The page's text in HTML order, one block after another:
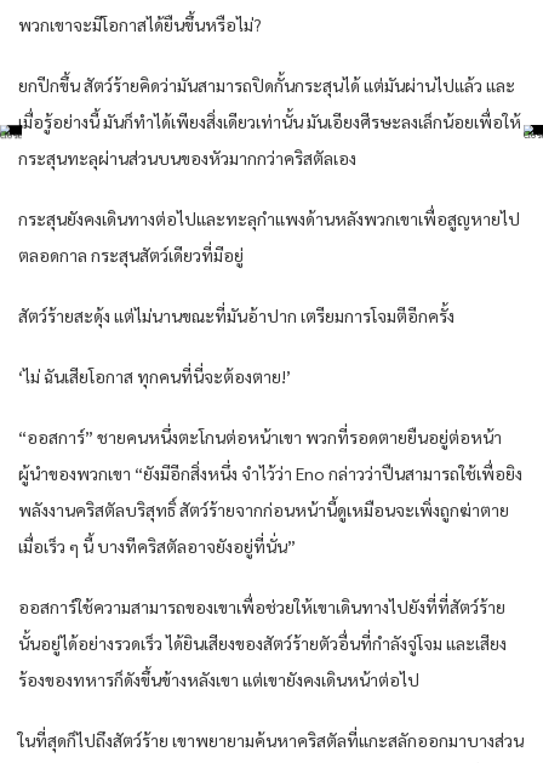
พวกเขาจะมีโอกาสได้ยืนขึ้นหรือไม่?
ยกปีกขึ้น สัตว์ร้ายคิดว่ามันสามารถปิดกั้นกระสุนได้ แต่มันผ่านไปแล้ว และ
เมื่อรู้อย่างนี้ มันก็ทำได้เพียงสิ่งเดียวเท่านั้น มันเอียงศีรษะลงเล็กน้อยเพื่อให้
กระสุนทะลุผ่านส่วนบนของหัวมากกว่าคริสตัลเอง
กระสุนยังคงเดินทางต่อไปและทะลุกำแพงด้านหลังพวกเขาเพื่อสูญหายไป
ตลอดกาล กระสุนสัตว์เดียวที่มีอยู่
สัตว์ร้ายสะดุ้ง แต่ไม่นานขณะที่มันอ้าปาก เตรียมการโจมตีอีกครั้ง
‘ไม่ ฉันเสียโอกาส ทุกคนที่นี่จะต้องตาย!’
“ออสการ์” ชายคนหนึ่งตะโกนต่อหน้าเขา พวกที่รอดตายยืนอยู่ต่อหน้า
ผู้นำของพวกเขา “ยังมีอีกสิ่งหนึ่ง จำไว้ว่า Eno กล่าวว่าปืนสามารถใช้เพื่อยิง
พลังงานคริสตัลบริสุทธิ์ สัตว์ร้ายจากก่อนหน้านี้ดูเหมือนจะเพิ่งถูกฆ่าตาย
เมื่อเร็ว ๆ นี้ บางทีคริสตัลอาจยังอยู่ที่นั่น”
ออสการ์ใช้ความสามารถของเขาเพื่อช่วยให้เขาเดินทางไปยังที่ที่สัตว์ร้าย
นั้นอยู่ได้อย่างรวดเร็ว ได้ยินเสียงของสัตว์ร้ายตัวอื่นที่กำลังจู่โจม และเสียง
ร้องของทหารก็ดังขึ้นข้างหลังเขา แต่เขายังคงเดินหน้าต่อไป
ในที่สุดก็ไปถึงสัตว์ร้าย เขาพยายามค้นหาคริสตัลที่แกะสลักออกมาบางส่วน